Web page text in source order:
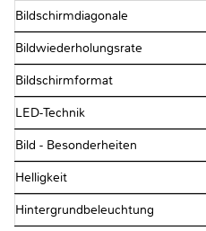
Bildschirmdiagonale
Bildwiederholungsrate
Bildschirmformat
LED-Technik
Bild - Besonderheiten
Helligkeit
Hintergrundbeleuchtung